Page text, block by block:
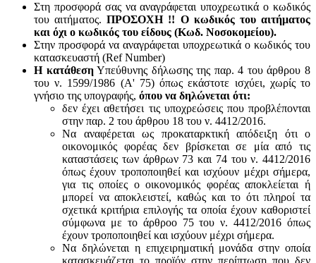
Στη προσφορά σας να αναγράφεται υποχρεωτικά ο κωδικός
του αιτήματος.ΠΡΟΣΟΧΗ !! Ο κωδικός του αιτήματος
και όχι ο κωδικός του είδους (Κωδ. Νοσοκομείου).
Στην προσφορά να αναγράφεται υποχρεωτικά ο κωδικός του
κατασκευαστή (Ref Number)
Η κατάθεσηΥπεύθυνης δήλωσης της παρ. 4 του άρθρου 8
του ν. 1599/1986 (Α' 75) όπως εκάστοτε ισχύει, χωρίς το
γνήσιο της υπογραφής, όπου να δηλώνεται ότι:
δεν έχει αθετήσει τις υποχρεώσεις που προβλέπονται
στην παρ. 2 του άρθρου 18 του ν. 4412/2016.
Να αναφέρεται ως προκαταρκτική απόδειξη ότι ο
οικονομικός φορέας δεν βρίσκεται σε μία από τις
καταστάσεις των άρθρων 73 και 74 του ν. 4412/2016
όπως έχουν τροποποιηθεί και ισχύουν μέχρι σήμερα,
για τις οποίες ο οικονομικός φορέας αποκλείεται ή
μπορεί να αποκλειστεί, καθώς και το ότι πληροί τα
σχετικά κριτήρια επιλογής τα οποία έχουν καθοριστεί
σύμφωνα με τo άρθροo 75 του ν. 4412/2016 όπως
έχουν τροποποιηθεί και ισχύουν μέχρι σήμερα.
Να δηλώνεται η επιχειρηματική μονάδα στην οποία